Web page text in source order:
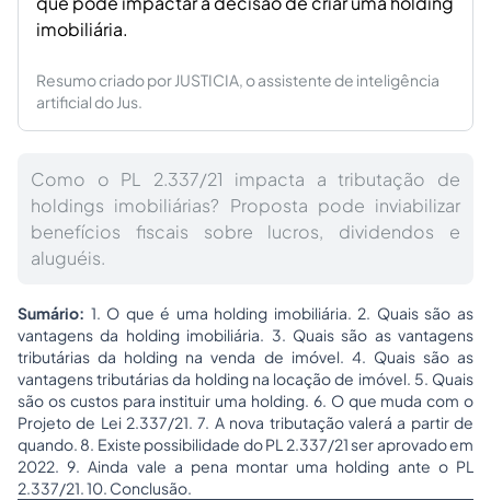
imobiliária.
Resumo criado por JUSTICIA, o assistente de inteligência
artificial do Jus.
Como o PL 2.337/21 impacta a tributação de
holdings imobiliárias? Proposta pode inviabilizar
benefícios fiscais sobre lucros, dividendos e
aluguéis.
Sumário: 1. O que é uma holding imobiliária. 2. Quais são as
vantagens da holding imobiliária. 3. Quais são as vantagens
tributárias da holding na venda de imóvel. 4. Quais são as
vantagens tributárias da holding na locação de imóvel. 5. Quais
são os custos para instituir uma holding. 6. O que muda com o
Projeto de Lei 2.337/21. 7. A nova tributação valerá a partir de
quando. 8. Existe possibilidade do PL 2.337/21 ser aprovado em
2022. 9. Ainda vale a pena montar uma holding ante o PL
2.337/21. 10. Conclusão.